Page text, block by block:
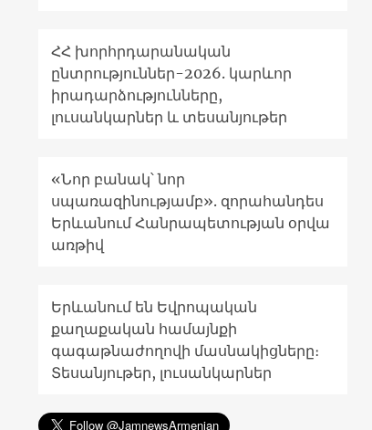
ՀՀ խորհրդարանական
ընտրություններ-2026. կարևոր
իրադարձությունները,
լուսանկարներ և տեսանյութեր
«Նոր բանակ՝ նոր
սպառազինությամբ». զորահանդես
Երևանում Հանրապետության օրվա
առթիվ
Երևանում են Եվրոպական
քաղաքական համայնքի
գագաթնաժողովի մասնակիցները։
Տեսանյութեր, լուսանկարներ